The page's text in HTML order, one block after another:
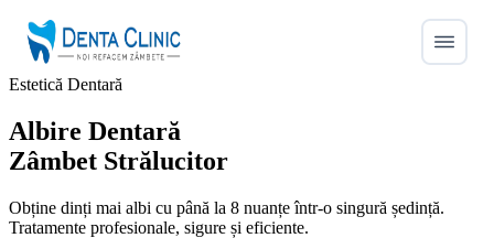
Estetică Dentară
Albire Dentară
Zâmbet Strălucitor
Obține dinți mai albi cu până la 8 nuanțe într-o singură ședință.
Tratamente profesionale, sigure și eficiente.